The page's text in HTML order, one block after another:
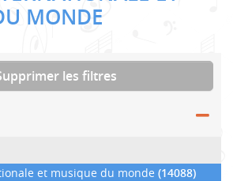
MONDE
les filtres
et musique du monde (14088)